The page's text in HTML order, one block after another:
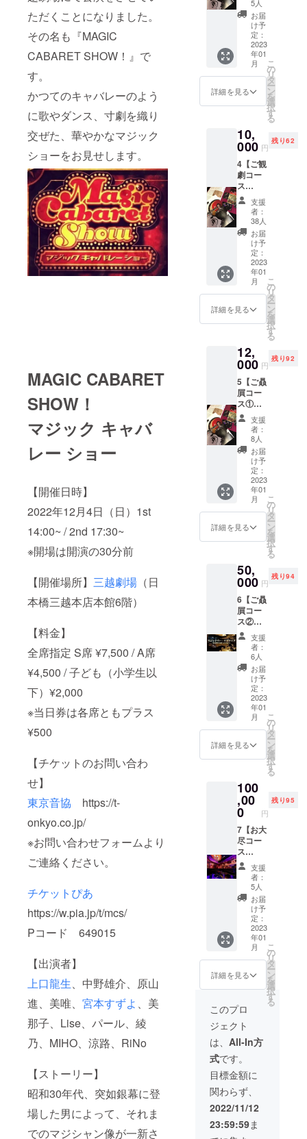
ただくことになりました。
その名も『MAGIC
CABARET SHOW！』で
す。
かつてのキャバレーのよう
に歌やダンス、寸劇を織り
交ぜた、華やかなマジック
ショーをお見せします。
MAGIC CABARET
SHOW！
マジック キャバ
レー ショー
【開催日時】
2022年12月4日（日）1st
14:00~ / 2nd 17:30~
※開場は開演の30分前
【開催場所】 三越劇場 （日
本橋三越本店本館6階）
【料金】
全席指定 S席 ¥7,500 / A席
¥4,500 / 子ども（小学生以
下）¥2,000
※当日券は各席ともプラス
¥500
【チケットのお問い合わ
せ】
東京音協 https://t-
onkyo.co.jp/
※お問い合わせフォームより
ご連絡ください。
チケットぴあ
https://w.pia.jp/t/mcs/
Pコード 649015
【出演者】
上口龍生、中野雄介、原山
進、美唯、 宮本すずよ 、美
那子、Lise、パール、綾
乃、MIHO、涼路、RiNo
【ストーリー】
昭和30年代、突如銀幕に登
場した男によって、それま
でのマジシャン像が一新さ
「いっこく
堂」とコン
ビを組み全
国のホテル
等で活躍、
およびプリ
ンセス天功
ス「東京魔
術団」の
リーダーを
務め学校公
演を全国で
行う
2009年 赤
坂見附に
「マジック
バー・サプ
ライズ」
オープン
2011年 株
式会社サプ
＜受賞歴＞
・UGM主
催 第２回
ワールドマ
ジックサ
ミットＪＡ
ＰＡＮ優勝
・第３回な
にわのマ
ジックコン
ベンショ
・（社）日
本奇術協
会 ハイク
オリティパ
フォーマン
＜テレビ出
演＞
・日本テレ
ビ系列『世
界の果てま
Q!』『世界
一受けたい
授業』
・TBS系列
『プレバト‼
3時間スペ
『ひるお
・フジテレ
ビ系列『ほ
こ×たて』
『森田一義
アワー笑っ
ていいと
も!』
等
＜著書＞
・『すみっ
コぐらし
ふしぎなマ
ジックキッ
反する
お名前
は掲載
致しか
ねま
す。 ・
本公演
パンフ
レット
写真は
昨年の
パンフ
レット
です。
実際の
商品と
は異な
りま
す。 ※
送料は
こちら
で負担
いたし
ます。
※ご支援
時、必
ず備考
欄にご
希望の
お名前
（ニッ
クネー
くださ
い。第
特定す
る名前
や公序
良俗に
反する
お名前
は掲載
致しか
ねま
す。 ・
特製T
シャツ
（定価
¥3,500
）1枚 ※
ジで
す。実
際の商
品とは
異なり
ます。
※色は黒
のみで
す。
※S・
M・Lと
ござい
ますの
でご希
望のサ
オプ
ション
択くだ
さい。
（単
位:cm
） S
サイ
ズ 身
丈65 身
幅49 肩
幅42 袖
丈19
Mサイ
ズ 身
丈69 身
丈20
Lサイ
幅55 肩
幅50 袖
丈22 ※
送料は
こちら
で負担
いたし
ます。
筆年賀
状 ※写
真は今
年の年
賀状で
す。お
送りす
るもの
とは異
礼メー
ル ・お
名前を
「応援
団」と
してパ
ンフ
レット
に記載
※ご支援
時、必
ず備考
欄にご
希望の
お名前
（ニッ
クネー
くださ
い。第
特定す
る名前
や公序
良俗に
反する
お名前
は掲載
致しか
ねま
す。 ・
本公演
パンフ
レット
（定価
昨年の
パンフ
レット
です。
実際の
商品と
は異な
りま
す。 ・
特製T
シャツ
（定価
¥3,500
）1枚 ※
写真は
ジで
す。実
異なり
ます。
※色は黒
のみで
す。
※S・
M・Lと
ござい
ますの
でご希
望のサ
イズを
オプ
ション
項目に
てご選
さい。
（単
） S
サイ
ズ 身
丈65 身
幅42 袖
丈19
Mサイ
ズ 身
丈69 身
幅52 肩
幅46 袖
5人
お届
け予
定：
2023
年01
月
詳細を見る
こ
の
リ
タ
ー
ン
を
選
択
す
る
10,
000 円
残り62
4【ご観
劇コー
ス
¥10,000
】 ・直
筆年賀
状 ※写
真は今
年の年
賀状で
す。お
送りす
るもの
とは異
なりま
ル ・お
名前を
「ご支
援者」
として
パンフ
レット
に記載
※ご支援
時、必
ず備考
欄にご
希望の
お名前
（ニッ
クネー
ムも
い。第
三者を
る名前
や公序
良俗に
反する
お名前
は掲載
致しか
ねま
す。 ・
観劇チ
ケット
（S席）
1枚 ※郵
送また
ししま
す。 ※
ご希望
回2022
年12月4
日
（日）
＠三越
劇場
（1st
14:00〜
15:30ま
たは2nd
17:30〜
19:00）
をオプ
ション
択くだ
・本公
演パン
ト（定
価
¥1,500
） 1部 ※
写真は
パンフ
支援
者：
38人
お届
け予
定：
2023
年01
月
詳細を見る
こ
の
リ
タ
ー
ン
を
選
択
す
る
12,
000 円
残り92
5【ご贔
屓コー
ス①
¥12,000
】 ・直
筆年賀
状 ※写
真は今
年の年
賀状で
す。お
送りす
るもの
とは異
なりま
ル ・お
名前を
「ご支
援者」
として
パンフ
レット
に記載
※ご支援
時、必
ず備考
欄にご
希望の
お名前
（ニッ
クネー
ムも
い。第
三者を
特定す
る名前
や公序
良俗に
反する
お名前
は掲載
致しか
ねま
す。 ・
観劇チ
ケット
（S席）
1枚 ※郵
送また
は当日
ししま
ご希望
の公演
回2022
年12月4
日
（日）
＠三越
劇場
14:00〜
支援
者：
8人
お届
け予
定：
2023
年01
月
詳細を見る
こ
の
リ
タ
ー
ン
を
選
択
す
る
50,
000 円
残り94
6【ご贔
屓コー
ス②
¥50,000
】 ・直
筆年賀
状 ※写
真は今
年の年
賀状で
す。お
送りす
るもの
とは異
なりま
ル ・お
名前を
「ご支
援者」
として
パンフ
レット
に記載
※ご支援
時、必
ず備考
欄にご
希望の
お名前
（ニッ
クネー
ムも
可）を
ご記入
い。第
三者を
特定す
る名前
や公序
良俗に
反する
お名前
は掲載
致しか
ねま
す。 ・
支援
者：
6人
お届
け予
定：
2023
年01
月
詳細を見る
こ
の
リ
タ
ー
ン
を
選
択
す
る
100
,00
0 円
残り95
7【お大
尽コー
ス
¥100,00
0】 ・
直筆年
賀状 ※
写真は
今年の
年賀状
です。
お送り
するも
のとは
異なり
・お礼
メール
・お名
前をパ
ンフ
レット
に「た
にま
ち」と
して記
載 ※ご
支援
支援
者：
5人
お届
け予
定：
2023
年01
月
詳細を見る
こ
の
リ
タ
ー
ン
を
選
択
す
る
このプロ
ジェクト
は、 All-In方
式です。
目標金額に
関わらず、
2022/11/12
23:59:59ま